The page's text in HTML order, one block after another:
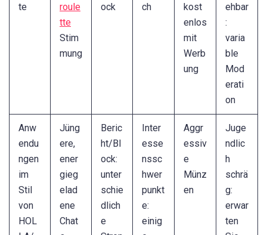
te
roule
tte
Stim
mung
ock
ch
kost
enlos
mit
Werb
ung
ehbar
:
varia
ble
Mod
erati
on
Anw
endu
ngen
im
Stil
von
HOL
Jüng
ere,
ener
gieg
elad
ene
Chat
Beric
ht/Bl
ock:
unter
schie
dlich
e
Inter
esse
nssc
hwer
punkt
e:
einig
Aggr
essiv
e
Münz
en
Juge
ndlic
h
schrä
g:
erwar
ten